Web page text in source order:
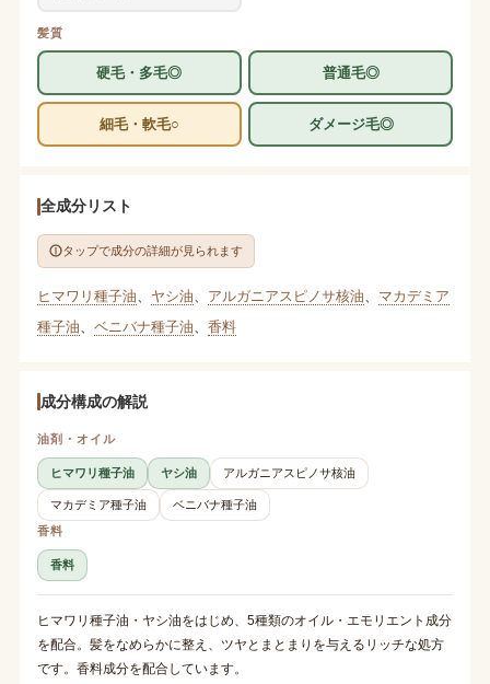
髪質
硬毛・多毛◎ 普通毛◎
細毛・軟毛○ ダメージ毛◎
全成分リスト
タップで成分の詳細が見られます
ヒマワリ種子油 ヤシ油 アルガニアスピノサ核油
マカデミア
種子油
ベニバナ種子油 香料
成分構成の解説
油剤・オイル
ヒマワリ種子油 ヤシ油 アルガニアスピノサ核油
マカデミア種子油
ベニバナ種子油
香料
香料
ヒマワリ種子油・ヤシ油をはじめ、5種類のオイル・エモリエント成分
を配合。髪をなめらかに整え、ツヤとまとまりを与えるリッチな処方
です。香料成分を配合しています。